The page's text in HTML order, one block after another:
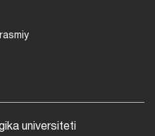
universiteti